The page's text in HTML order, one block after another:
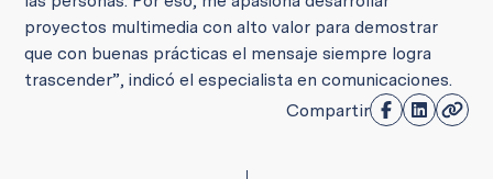
proyectos multimedia con alto valor para demostrar
que con buenas prácticas el mensaje siempre logra
trascender”, indicó el especialista en comunicaciones.
Compartir